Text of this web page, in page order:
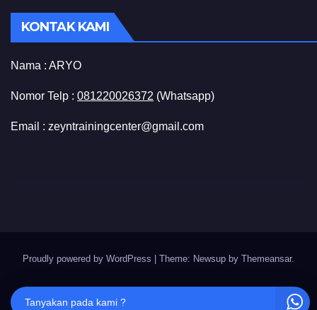
KONTAK KAMI
Nama : ARYO
Nomor Telp : 081220026372 (Whatsapp)
Email : zeyntrainingcenter@gmail.com
Proudly powered by WordPress Theme: Newsup by Themeansar.
Tanyakan pada kami ?